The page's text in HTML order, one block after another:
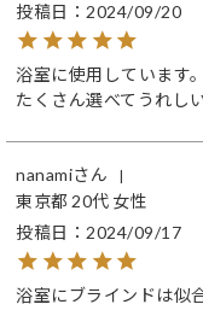
投稿日
2024/09/20
浴室に使用しています
たくさん選べてうれしい
nanami
東京都 20代 女性
投稿日
2024/09/17
浴室にブラインドは似